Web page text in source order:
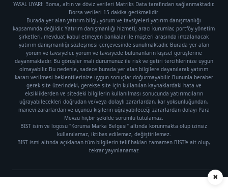
✖
YASAL UYARI: Borsa, altın ve döviz verileri Matriks Data tarafından sağlanmaktadır.
Borsa verileri 15 dakika gecikmelidir.
Burada yer alan yatırım bilgi, yorum ve tavsiyeleri yatırım danışmanlığı
kapsamında değildir. Yatırım danışmanlığı hizmeti; aracı kurumlar, portföy yönetim
şirketleri, mevduat kabul etmeyen bankalar ile müşteri arasında imzalanacak
yatırım danışmanlığı sözleşmesi çerçevesinde sunulmaktadır. Burada yer alan
yorum ve tavsiyeler, yorum ve tavsiyede bulunanların kişisel görüşlerine
dayanmaktadır. Bu görüşler mali durumunuz ile risk ve getiri tercihlerinize uygun
olmayabilir. Bu nedenle, sadece burada yer alan bilgilere dayanılarak yatırım
kararı verilmesi beklentilerinize uygun sonuçlar doğurmayabilir. Bununla beraber
gerek site üzerindeki, gerekse site için kullanılan kaynaklardaki hata ve
eksikliklerden ve sitedeki bilgilerin kullanılması sonucunda yatırımcıların
uğrayabilecekleri doğrudan ve/veya dolaylı zararlardan, kar yoksunluğundan,
manevi zararlardan ve üçüncü kişilerin uğrayabileceği zararlardan dolayı Para
Mevzu hiçbir şekilde sorumlu tutulamaz.
BIST isim ve logosu "Koruma Marka Belgesi" altında korunmakta olup izinsiz
kullanılamaz, iktibas edilemez, değiştirilemez.
BIST ismi altında açıklanan tüm bilgilerin telif hakları tamamen BIST'e ait olup,
tekrar yayınlanamaz